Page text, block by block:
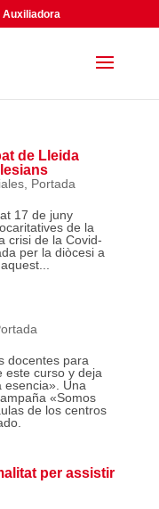
Auxiliadora
de Lleida
, Portada
17 de juny
de la
crisi de la Covid-
per la diòcesi a
docentes para
este curso y deja
esencia». Una
«Somos
de los centros
per assistir